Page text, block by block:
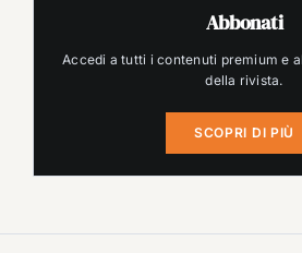
Abbonati
Accedi a tutti i contenuti premium e
della rivista.
SCOPRI DI PIÙ